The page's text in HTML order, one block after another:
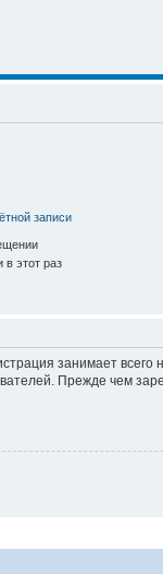
записи
этот раз
занимает
Прежде чем